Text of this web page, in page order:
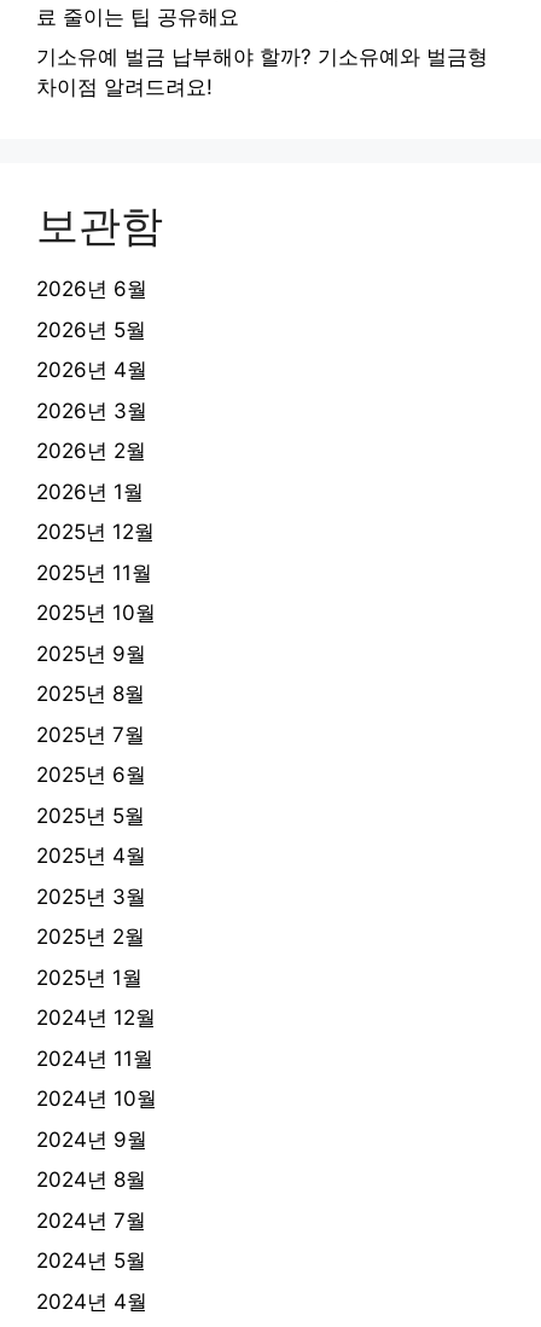
료 줄이는 팁 공유해요
기소유예 벌금 납부해야 할까? 기소유예와 벌금형
차이점 알려드려요!
보관함
2026년 6월
2026년 5월
2026년 4월
2026년 3월
2026년 2월
2026년 1월
2025년 12월
2025년 11월
2025년 10월
2025년 9월
2025년 8월
2025년 7월
2025년 6월
2025년 5월
2025년 4월
2025년 3월
2025년 2월
2025년 1월
2024년 12월
2024년 11월
2024년 10월
2024년 9월
2024년 8월
2024년 7월
2024년 5월
2024년 4월